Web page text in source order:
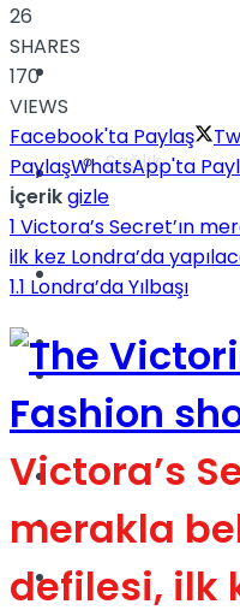
Sağlık
TV
Kadınca
Müzik
Sinema
Tatil
Spor
Podcast
26
SHARES
170
VIEWS
Facebook'ta Paylaş
PaylaşWhatsApp'ta
İçerikgizle
1 Victora’s Secret’ın
ilk kez Londra’da
1.1 Londra’da Yılbaşı
Victora’s
merakla
defilesi, ilk